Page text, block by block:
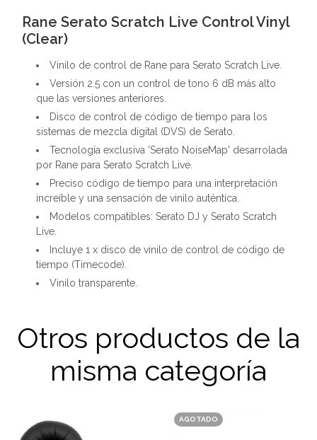
Rane Serato Scratch Live Control Vinyl
(Clear)
Vinilo de control de Rane para Serato Scratch Live.
Versión 2.5 con un control de tono 6 dB más alto
que las versiones anteriores.
Disco de control de código de tiempo para los
sistemas de mezcla digital (DVS) de Serato.
Tecnología exclusiva 'Serato NoiseMap' desarrolada
por Rane para Serato Scratch Live.
Preciso código de tiempo para una interpretación
increíble y una sensación de vinilo auténtica.
Modelos compatibles: Serato DJ y Serato Scratch
Live.
Incluye 1 x disco de vinilo de control de código de
tiempo (Timecode).
Vinilo transparente.
Otros productos de la
misma categoría
AGOTADO